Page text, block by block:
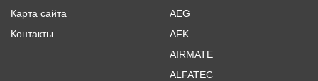
Карта сайта
Контакты
AEG
AFK
AIRMATE
ALFATEC